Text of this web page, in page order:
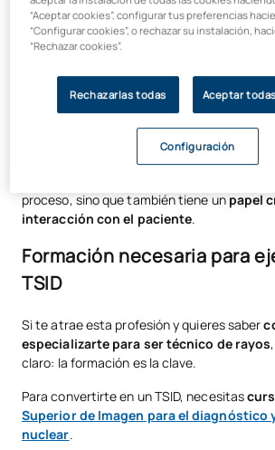
radiología.
Su formación le permite manejar equipos
modalidades como la radiología
rayos X), la tomografía computarizada
resonancia magnética (RM), la
proceso, sino que también tiene un papel
interacción con el paciente.
Formación necesaria para
TSID
Si te atrae esta profesión y quieres saber
especializarte para ser técnico de rayos
claro: la formación es la clave.
Para convertirte en un TSID, necesitas
Superior de Imagen para el diagnóstico
nuclear.
“Aceptar cookies”, configurar tus preferencias
“Configurar cookies”, o rechazar su instalación,
“Rechazar cookies”.
Rechazarlas todas Aceptar
Configuración